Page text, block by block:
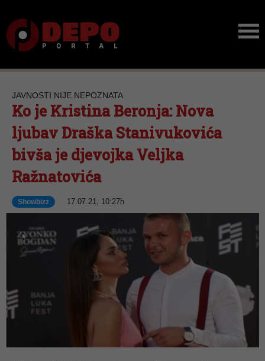
JAVNOSTI NIJE NEPOZNATA
Ko je Kristina Beronja: Nova
ljubav Draška Stanivukovića
bivša je djevojka Veljka
Ražnatovića
Showbizz 17.07.21, 10:27h